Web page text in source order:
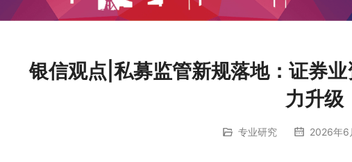
银信观点|私募监管新规落地：证券
力升级
专业研究 2026年6